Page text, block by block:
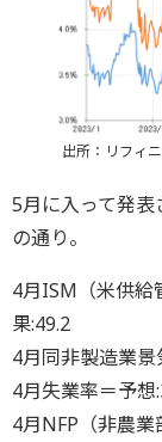
出所：リフィ
5月に入って発
の通り。
4月ISM（米供給
果:49.2
4月同非製造業
4月失業率＝予想
4月NFP（非農